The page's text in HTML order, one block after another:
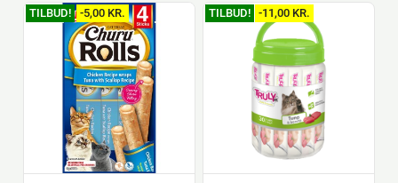
TILBUD! -5,00 KR. TILBUD! -11,00 KR.